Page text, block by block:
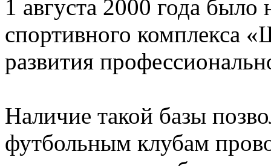
1 августа 2000 года было
спортивного комплекса
развития
Наличие такой базы
футбольным клубам